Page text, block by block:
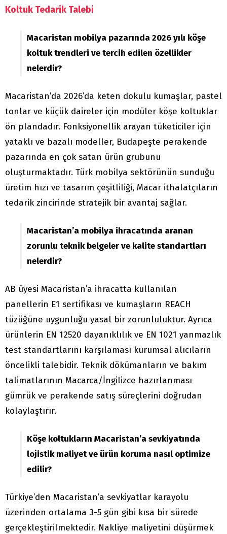
Koltuk Tedarik Talebi
Macaristan mobilya pazarında 2026 yılı köşe
koltuk trendleri ve tercih edilen özellikler
nelerdir?
Macaristan’da 2026’da keten dokulu kumaşlar, pastel
tonlar ve küçük daireler için modüler köşe koltuklar
ön plandadır. Fonksiyonellik arayan tüketiciler için
yataklı ve bazalı modeller, Budapeşte perakende
pazarında en çok satan ürün grubunu
oluşturmaktadır. Türk mobilya sektörünün sunduğu
üretim hızı ve tasarım çeşitliliği, Macar ithalatçıların
tedarik zincirinde stratejik bir avantaj sağlar.
Macaristan’a mobilya ihracatında aranan
zorunlu teknik belgeler ve kalite standartları
nelerdir?
AB üyesi Macaristan’a ihracatta kullanılan
panellerin E1 sertifikası ve kumaşların REACH
tüzüğüne uygunluğu yasal bir zorunluluktur. Ayrıca
ürünlerin EN 12520 dayanıklılık ve EN 1021 yanmazlık
test standartlarını karşılaması kurumsal alıcıların
öncelikli talebidir. Teknik dökümanların ve bakım
talimatlarının Macarca/İngilizce hazırlanması
gümrük ve perakende satış süreçlerini doğrudan
kolaylaştırır.
Köşe koltukların Macaristan’a sevkiyatında
lojistik maliyet ve ürün koruma nasıl optimize
edilir?
Türkiye’den Macaristan’a sevkiyatlar karayolu
üzerinden ortalama 3-5 gün gibi kısa bir sürede
gerçekleştirilmektedir. Nakliye maliyetini düşürmek